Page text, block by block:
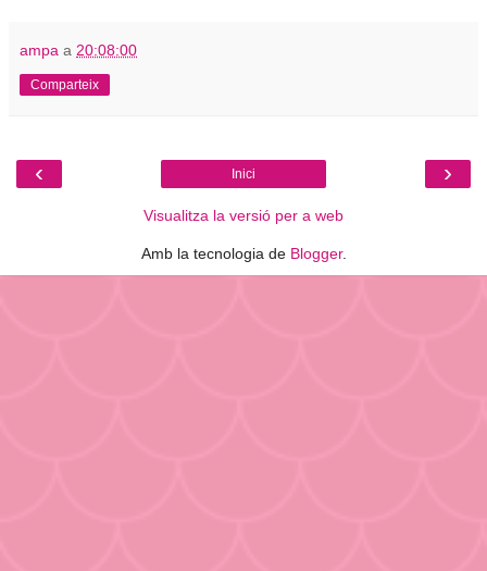
ampa a 20:08:00
Comparteix
‹ ›
Inici
Visualitza la versió per a web
Amb la tecnologia de Blogger.